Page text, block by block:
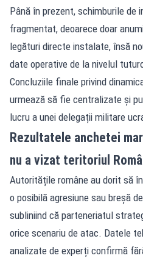
Până în prezent, schimburile de
fragmentat, deoarece doar
legături directe instalate, însă
date operative de la nivelul
Concluziile finale privind
urmează să fie centralizate și
lucru a unei delegații militare
Rezultatele anchetei
nu a vizat teritoriul
Autoritățile române au dorit să
o posibilă agresiune sau breșă
subliniind că parteneriatul
orice scenariu de atac. Datele
analizate de experți confirmă